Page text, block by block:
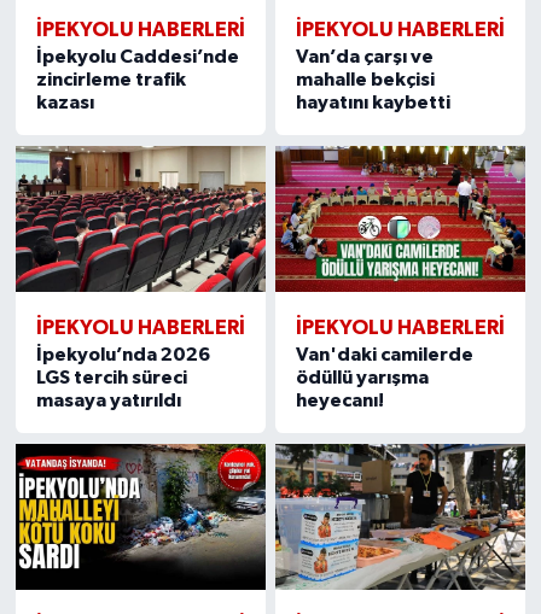
İPEKYOLU HABERLERİ
İpekyolu Caddesi’nde
zincirleme trafik
kazası
İPEKYOLU HABERLERİ
Van’da çarşı ve
mahalle bekçisi
hayatını kaybetti
İPEKYOLU HABERLERİ
İpekyolu’nda 2026
LGS tercih süreci
masaya yatırıldı
İPEKYOLU HABERLERİ
Van'daki camilerde
ödüllü yarışma
heyecanı!